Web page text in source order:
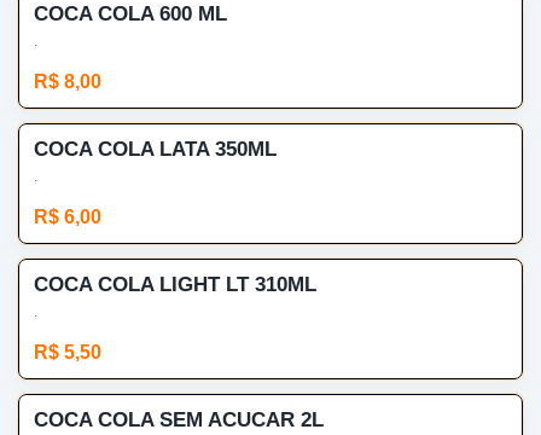
COCA COLA 600 ML
.
R$ 8,00
COCA COLA LATA 350ML
.
R$ 6,00
COCA COLA LIGHT LT 310ML
.
R$ 5,50
COCA COLA SEM ACUCAR 2L